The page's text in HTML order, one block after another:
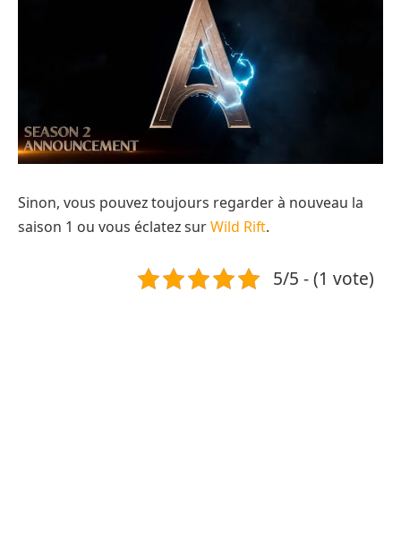
Sinon, vous pouvez toujours regarder à nouveau la
saison 1 ou vous éclatez surWild Rift.
5/5 - (1 vote)